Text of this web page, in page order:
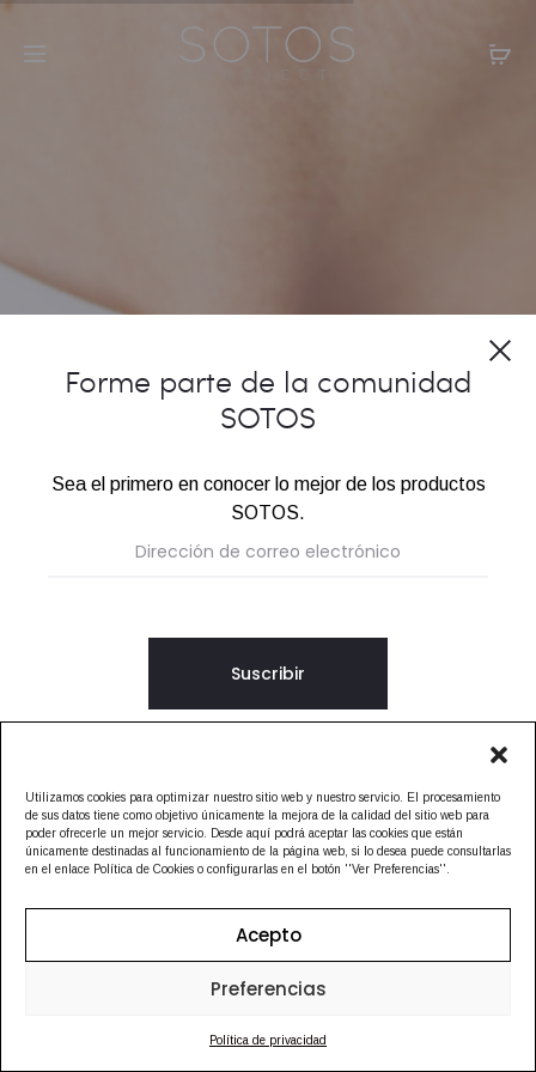
Utilizamos cookies para optimizar nuestro sitio web y nuestro servicio. El procesamiento
de sus datos tiene como objetivo únicamente la mejora de la calidad del sitio web para
poder ofrecerle un mejor servicio. Desde aquí podrá aceptar las cookies que están
únicamente destinadas al funcionamiento de la página web, si lo desea puede consultarlas
en el enlace Política de Cookies o configurarlas en el botón ''Ver Preferencias''.
Acepto
Preferencias
Política de privacidad
COLLARES Y PULSERAS
PARA TU DÍA A DÍA.
I
Forme parte de la comunidad
SOTOS
Sea el primero en conocer lo mejor de los productos
SOTOS.